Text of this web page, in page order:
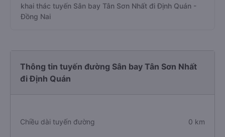
khai thác tuyến Sân bay Tân Sơn Nhất đi Định Quán -
Đồng Nai
Thông tin tuyến đường Sân bay Tân Sơn Nhất
đi Định Quán
Chiều dài tuyến đường 0 km